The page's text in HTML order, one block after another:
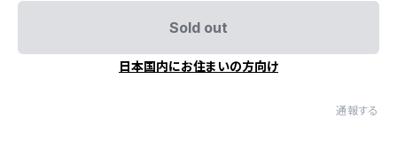
Sold out
日本国内にお住まいの方向け
通報する